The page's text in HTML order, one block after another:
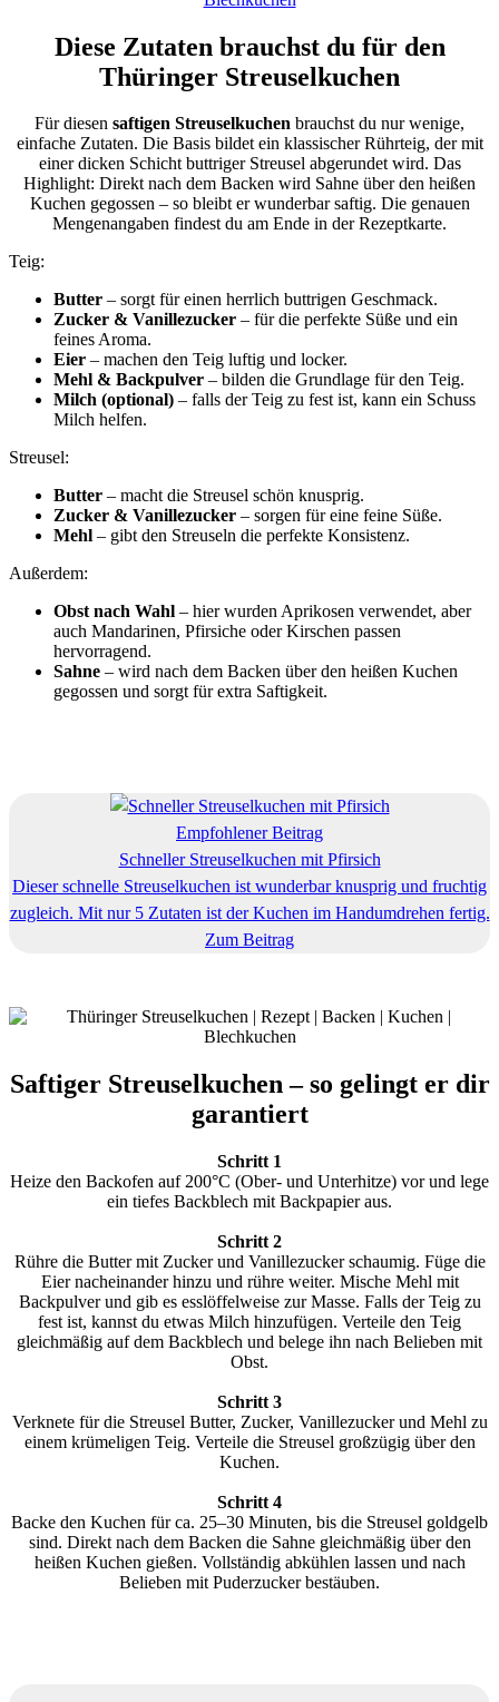
Diese Zutaten brauchst du für den
Thüringer Streuselkuchen
Für diesen saftigen Streuselkuchen brauchst du nur wenige,
einfache Zutaten. Die Basis bildet ein klassischer Rührteig, der mit
einer dicken Schicht buttriger Streusel abgerundet wird. Das
Highlight: Direkt nach dem Backen wird Sahne über den heißen
Kuchen gegossen – so bleibt er wunderbar saftig. Die genauen
Mengenangaben findest du am Ende in der Rezeptkarte.
Teig:
Butter – sorgt für einen herrlich buttrigen Geschmack.
Zucker & Vanillezucker – für die perfekte Süße und ein
feines Aroma.
Eier – machen den Teig luftig und locker.
Mehl & Backpulver – bilden die Grundlage für den Teig.
Milch (optional) – falls der Teig zu fest ist, kann ein Schuss
Milch helfen.
Streusel:
Butter – macht die Streusel schön knusprig.
Zucker & Vanillezucker – sorgen für eine feine Süße.
Mehl – gibt den Streuseln die perfekte Konsistenz.
Außerdem:
Obst nach Wahl – hier wurden Aprikosen verwendet, aber
auch Mandarinen, Pfirsiche oder Kirschen passen
hervorragend.
Sahne – wird nach dem Backen über den heißen Kuchen
gegossen und sorgt für extra Saftigkeit.
Empfohlener Beitrag
Schneller Streuselkuchen mit Pfirsich
Dieser schnelle Streuselkuchen ist wunderbar knusprig und fruchtig
zugleich. Mit nur 5 Zutaten ist der Kuchen im Handumdrehen fertig.
Zum Beitrag
Saftiger Streuselkuchen – so gelingt er dir
garantiert
Schritt 1
Heize den Backofen auf 200°C (Ober- und Unterhitze) vor und lege
ein tiefes Backblech mit Backpapier aus.
Schritt 2
Rühre die Butter mit Zucker und Vanillezucker schaumig. Füge die
Eier nacheinander hinzu und rühre weiter. Mische Mehl mit
Backpulver und gib es esslöffelweise zur Masse. Falls der Teig zu
fest ist, kannst du etwas Milch hinzufügen. Verteile den Teig
gleichmäßig auf dem Backblech und belege ihn nach Belieben mit
Obst.
Schritt 3
Verknete für die Streusel Butter, Zucker, Vanillezucker und Mehl zu
einem krümeligen Teig. Verteile die Streusel großzügig über den
Kuchen.
Schritt 4
Backe den Kuchen für ca. 25–30 Minuten, bis die Streusel goldgelb
sind. Direkt nach dem Backen die Sahne gleichmäßig über den
heißen Kuchen gießen. Vollständig abkühlen lassen und nach
Belieben mit Puderzucker bestäuben.